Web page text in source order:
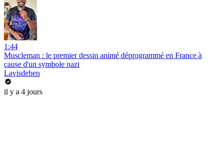
1:44
Muscleman : le premier dessin animé déprogrammé en France à
cause d'un symbole nazi
Lavisdeben
il y a 4 jours